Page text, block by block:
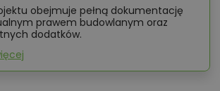
obejmuje pełną dokumentację
prawem budowlanym oraz
dodatków.